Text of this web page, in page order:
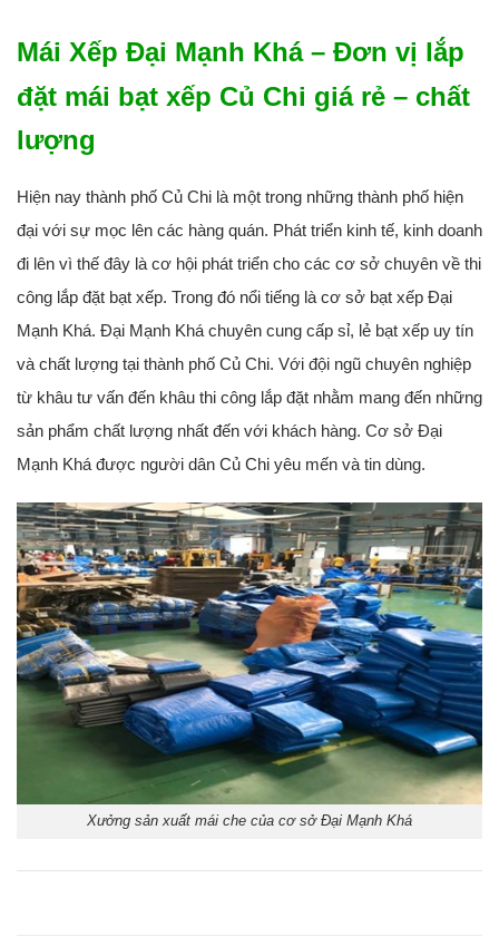
Mái Xếp Đại Mạnh Khá – Đơn vị lắp
đặt mái bạt xếp Củ Chi giá rẻ – chất
lượng
Hiện nay thành phố Củ Chi là một trong những thành phố hiện
đại với sự mọc lên các hàng quán. Phát triển kinh tế, kinh doanh
đi lên vì thế đây là cơ hội phát triển cho các cơ sở chuyên về thi
công lắp đặt bạt xếp. Trong đó nổi tiếng là cơ sở bạt xếp Đại
Mạnh Khá. Đại Mạnh Khá chuyên cung cấp sỉ, lẻ bạt xếp uy tín
và chất lượng tại thành phố Củ Chi. Với đội ngũ chuyên nghiệp
từ khâu tư vấn đến khâu thi công lắp đặt nhằm mang đến những
sản phẩm chất lượng nhất đến với khách hàng. Cơ sở Đại
Mạnh Khá được người dân Củ Chi yêu mến và tin dùng.
Xưởng sản xuất mái che của cơ sở Đại Mạnh Khá